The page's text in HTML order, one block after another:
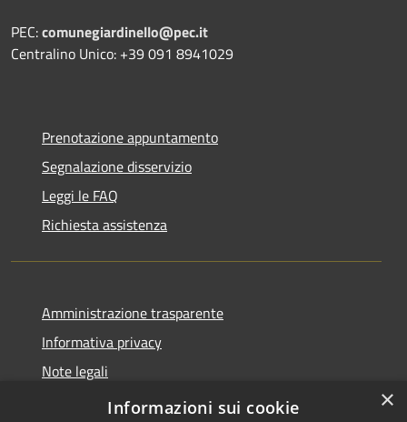
PEC:comunegiardinello@pec.it
Centralino Unico: +39 091 8941029
Prenotazione appuntamento
Segnalazione disservizio
Leggi le FAQ
Richiesta assistenza
Amministrazione trasparente
Informativa privacy
Note legali
Dichiarazione di accessibilità
×
Informazioni sui cookie